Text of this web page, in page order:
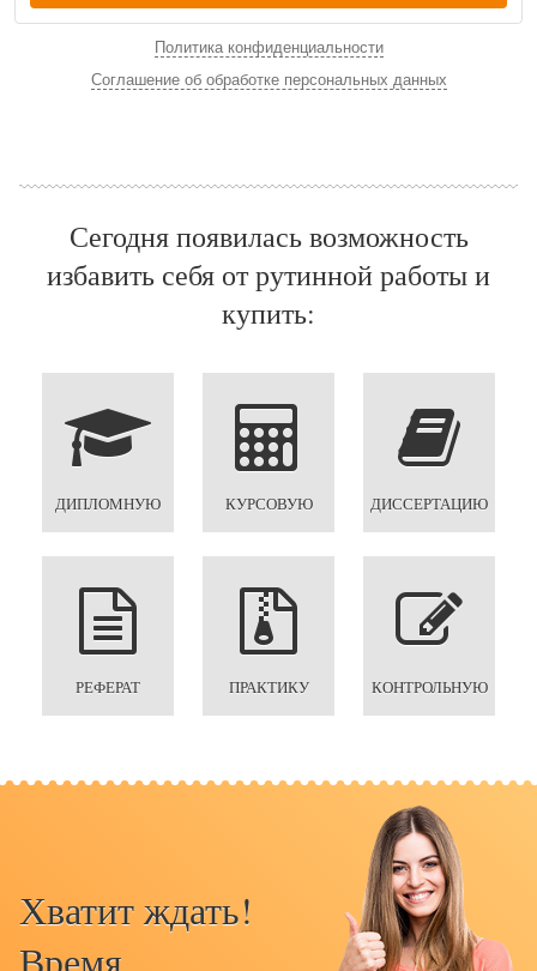
Политика конфиденциальности
Соглашение об обработке персональных данных
Сегодня появилась возможность
избавить себя от рутинной работы и
купить:
ДИПЛОМНУЮ КУРСОВУЮ ДИССЕРТАЦИЮ
РЕФЕРАТ ПРАКТИКУ КОНТРОЛЬНУЮ
Хватит ждать!